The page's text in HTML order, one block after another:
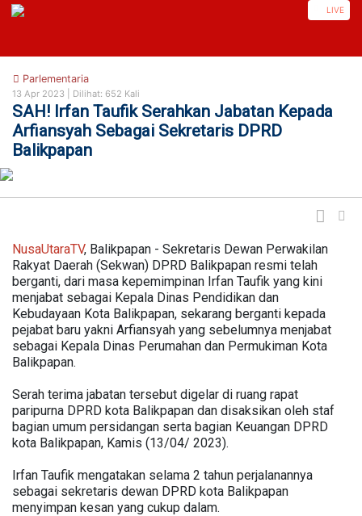
https://nusautaratv.com/ LIVE
Parlementaria
13 Apr 2023 | Dilihat: 652 Kali
SAH! Irfan Taufik Serahkan Jabatan Kepada
Arfiansyah Sebagai Sekretaris DPRD
Balikpapan
NusaUtaraTV, Balikpapan - Sekretaris Dewan Perwakilan
Rakyat Daerah (Sekwan) DPRD Balikpapan resmi telah
berganti, dari masa kepemimpinan Irfan Taufik yang kini
menjabat sebagai Kepala Dinas Pendidikan dan
Kebudayaan Kota Balikpapan, sekarang berganti kepada
pejabat baru yakni Arfiansyah yang sebelumnya menjabat
sebagai Kepala Dinas Perumahan dan Permukiman Kota
Balikpapan.
Serah terima jabatan tersebut digelar di ruang rapat
paripurna DPRD kota Balikpapan dan disaksikan oleh staf
bagian umum persidangan serta bagian Keuangan DPRD
kota Balikpapan, Kamis (13/04/ 2023).
Irfan Taufik mengatakan selama 2 tahun perjalanannya
sebagai sekretaris dewan DPRD kota Balikpapan
menyimpan kesan yang cukup dalam.